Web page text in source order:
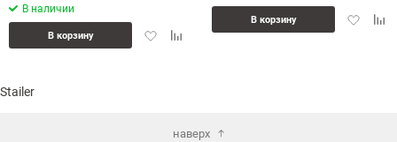
В наличии
ДобавитьДобавить
В корзину
В корзину
Stailer
наверх